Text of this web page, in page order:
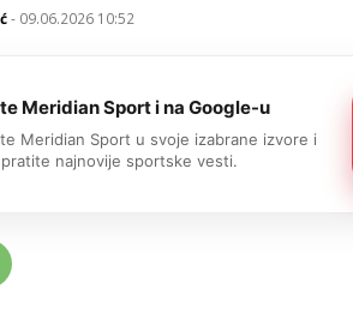
- 09.06.2026 10:52
Meridian Sport i na Google-u
Meridian Sport u svoje izabrane izvore i
najnovije sportske vesti.